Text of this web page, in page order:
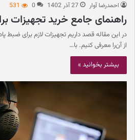
احمدرضا آوار 27 آذر 1402 0
531
راهنمای جامع خرید تجهیزات
در این مقاله قصد داریم تجهیزات لازم برای ضبط
از آن‌را معرفی کنیم. با…
بیشتر بخوانید »